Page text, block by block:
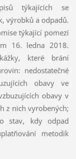
týkajících se
výrobků a odpadů.
týkající pomezí
16. ledna 2018.
které brání
nedostatečné
obavy ve
obavy v
z nich vyrobených;
stav, kdy odpad
metodik